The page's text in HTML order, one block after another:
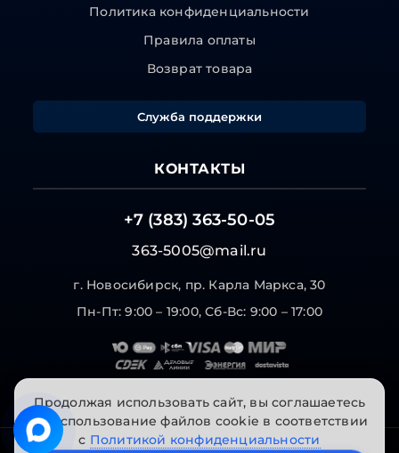
Политика конфиденциальности
Правила оплаты
Возврат товара
Служба поддержки
КОНТАКТЫ
+7 (383) 363-50-05
363-5005@mail.ru
г. Новосибирск, пр. Карла Маркса, 30
Пн-Пт: 9:00 – 19:00, Сб-Вс: 9:00 – 17:00
Продолжая использовать сайт, вы соглашаетесь
на использование файлов cookie в соответствии
с Политикой конфиденциальности